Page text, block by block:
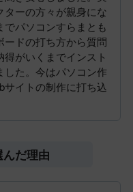
ーの方々が親身にな
パソコンすらまとも
ドの打ち方から質問
がいくまでインスト
した。今はパソコン作
イトの制作に打ち込
だ理由